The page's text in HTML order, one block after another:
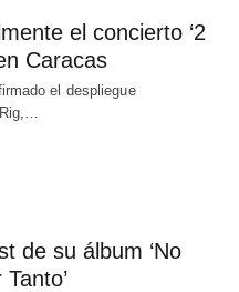
el concierto ‘2
Caracas
el despliegue
de su álbum ‘No